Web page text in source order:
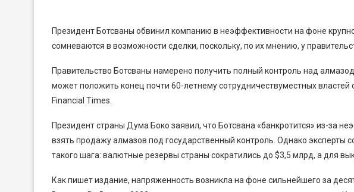
Президент Ботсваны обвинил компанию в неэффективности на фоне
сомневаются в возможности сделки, поскольку, по их мнению, у
Правительство Ботсваны намерено получить полный контроль над
может положить конец почти 60-летнему сотрудничествуместных
Financial Times.
Президент страны Дума Боко заявил, что Ботсвана «банкротится» из-за
взять продажу алмазов под государственный контроль. Однако эксперты
такого шага: валютные резервы страны сократились до $3,5 млрд, а для
Как пишет издание, напряженность возникла на фоне сильнейшего за